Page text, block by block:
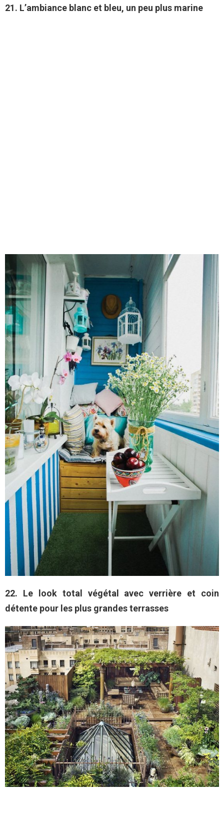
21. L’ambiance blanc et bleu, un peu plus marine
22. Le look total végétal avec verrière et coin
détente pour les plus grandes terrasses